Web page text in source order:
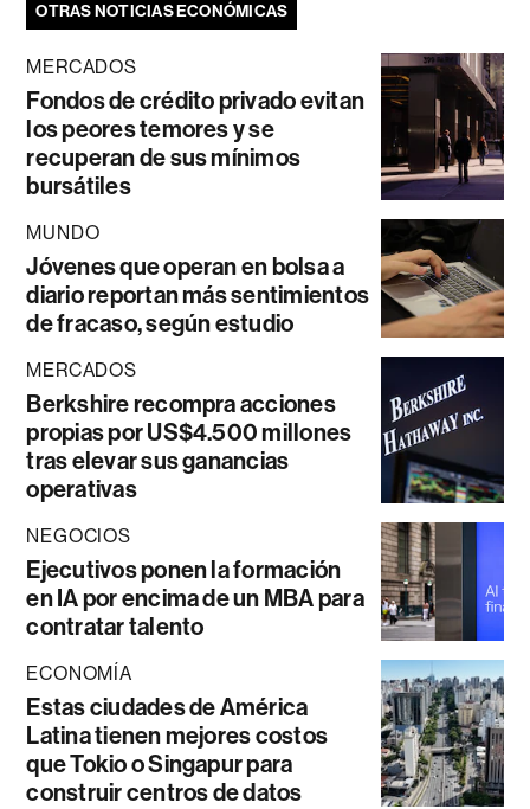
OTRAS NOTICIAS ECONÓMICAS
MERCADOS
Fondos de crédito privado evitan
los peores temores y se
recuperan de sus mínimos
bursátiles
MUNDO
Jóvenes que operan en bolsa a
diario reportan más sentimientos
de fracaso, según estudio
MERCADOS
Berkshire recompra acciones
propias por US$4.500 millones
tras elevar sus ganancias
operativas
NEGOCIOS
Ejecutivos ponen la formación
en IA por encima de un MBA para
contratar talento
ECONOMÍA
Estas ciudades de América
Latina tienen mejores costos
que Tokio o Singapur para
construir centros de datos